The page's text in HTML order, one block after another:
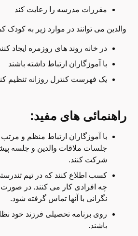
مقررات مدرسه را رعایت کند
والدین می توانند در موارد زیر به کودک
در خانه روند های روزمره ایجاد
با آموزگاران ارتباط داشته باشند
یک فهرست کنترل روزانه تنظیم
راهنمائی های مفید:
با آموزگاران ارتباط منظم و مرتب
جلسات ملاقات والدین و جلسه
شرکت کنند.
کسب اطلاع کنند که در تیم
چه افرادی کار می کنند. در
نگرانی با آنها تماس گرفته شود.
روی برنامه تحصیلی فرزند خود
باشند.